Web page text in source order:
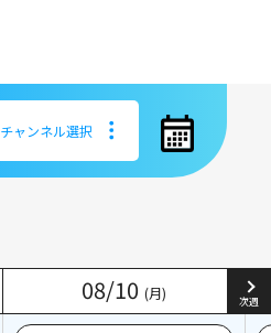
チャンネル選択
08/10 (月) 次週
08/10 (月)